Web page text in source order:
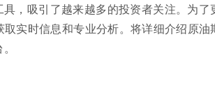
，吸引了越来越多的投资者关注。为了
实时信息和专业分析。将详细介绍原油